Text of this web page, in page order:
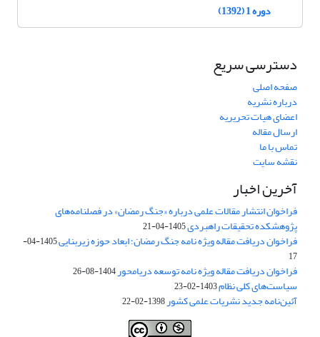
دوره 1 (1392)
دسترسی سریع
صفحه اصلی
درباره نشریه
اعضای هیات تحریریه
ارسال مقاله
تماس با ما
نقشه سایت
آخرین اخبار
فراخوان انتشار مقالات علمی درباره «جنگ رمضان» در فصلنامه‌های
پژوهشکده تحقیقات راهبردی1405-04-21
فراخوان دریافت مقاله ویژه نامه جنگ رمضان؛ ابعاد حوزه زیربنایی
1405-04-
17
فراخوان دریافت مقاله ویژه نامه توسعه دریامحور1404-08-26
سیاست‌های کلی نظام1403-02-23
آئین‌نامه جدید نشریات علمی کشور1398-02-22